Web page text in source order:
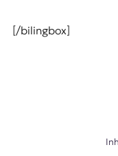
[/bilingbox]